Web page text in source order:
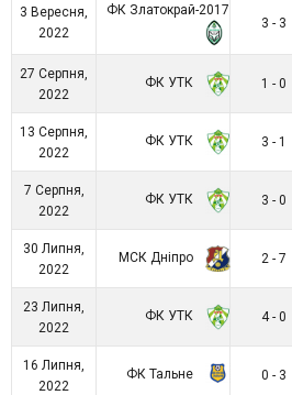
3 Вересня,
2022
ФК Златокрай-2017
3 - 3
27 Серпня,
2022
ФК УТК 1 - 0
13 Серпня,
2022
ФК УТК 3 - 1
7 Серпня,
2022
ФК УТК 3 - 0
30 Липня,
2022
МСК Дніпро 2 - 7
23 Липня,
2022
ФК УТК 4 - 0
16 Липня,
2022
ФК Тальне 0 - 3